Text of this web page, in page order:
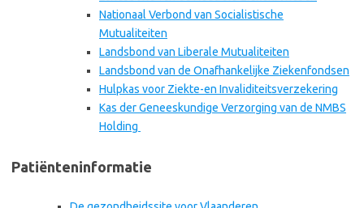
Nationaal Verbond van Socialistische
Mutualiteiten
Landsbond van Liberale Mutualiteiten
Landsbond van de Onafhankelijke Ziekenfondsen
Hulpkas voor Ziekte-en Invaliditeitsverzekering
Kas der Geneeskundige Verzorging van de NMBS
Holding
Patiënteninformatie